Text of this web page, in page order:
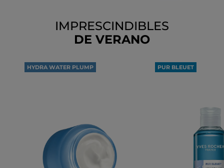
IMPRESCINDIBLES
DE VERANO
HYDRA WATER PLUMP PUR BLEUET